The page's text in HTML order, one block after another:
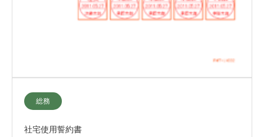
総務
社宅使用誓約書